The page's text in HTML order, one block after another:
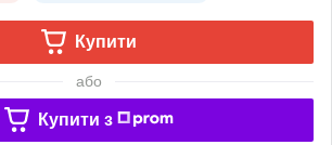
Купити
або
Купити з